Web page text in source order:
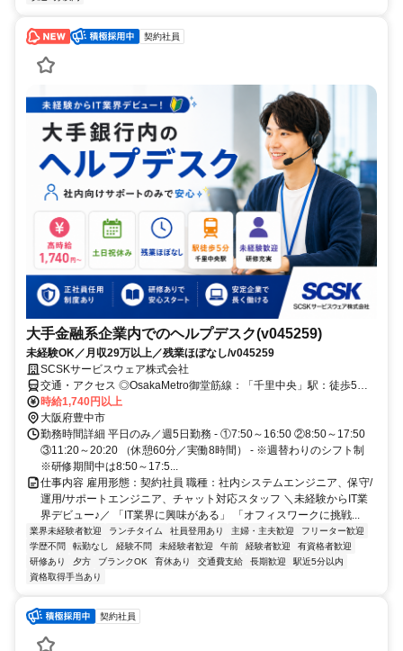
契約社員
大手金融系企業内でのヘルプデスク(v045259)
未経験OK／月収29万以上／残業ほぼなし/v045259
SCSKサービスウェア株式会社
交通・アクセス ◎OsakaMetro御堂筋線：「千里中央」駅：徒歩5分
◎ 大阪モノレール：「千里中央」駅：徒歩5分
時給1,740円以上
大阪府豊中市
勤務時間詳細 平日のみ／週5日勤務 - ①7:50～16:50 ②8:50～17:50
③11:20～20:20 （休憩60分／実働8時間） - ※週替わりのシフト制
※研修期間中は8:50～17:5...
仕事内容 雇用形態：契約社員 職種：社内システムエンジニア、保守/
運用/サポートエンジニア、チャット対応スタッフ ＼未経験からIT業
界デビュー♪／ 「IT業界に興味がある」 「オフィスワークに挑戦...
業界未経験者歓迎 ランチタイム 社員登用あり 主婦・主夫歓迎
フリーター歓迎
学歴不問
転勤なし 経験不問 未経験者歓迎 午前 経験者歓迎
有資格者歓迎
研修あり
夕方 ブランクOK 育休あり 交通費支給 長期歓迎
駅近5分以内
資格取得手当あり
契約社員